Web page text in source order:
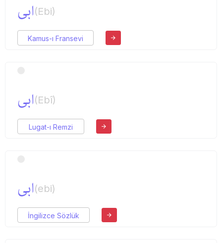
ابی(Ebi)
Kamus-ı Fransevi
ابی(Ebî)
Lugat-ı Remzi
ابی(ebi)
İngilizce Sözlük